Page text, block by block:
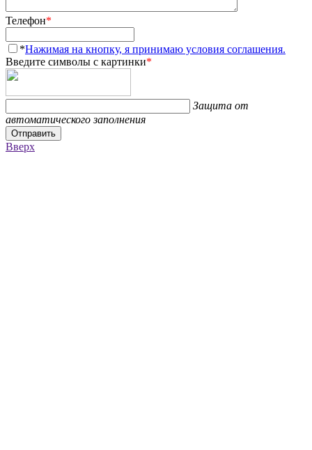
Телефон*
*Нажимая на кнопку, я принимаю условия соглашения.
Введите символы с картинки*
Защита от
автоматического заполнения
Отправить
Вверх